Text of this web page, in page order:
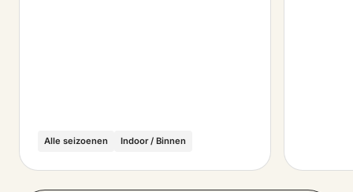
Alle seizoenen Indoor / Binnen